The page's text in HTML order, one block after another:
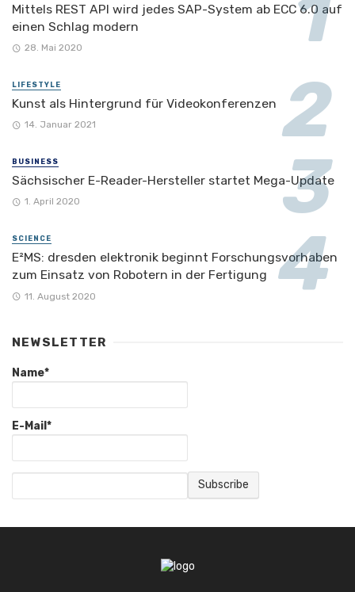
Mittels REST API wird jedes SAP-System ab ECC 6.0 auf
einen Schlag modern
28. Mai 2020
LIFESTYLE
Kunst als Hintergrund für Videokonferenzen
14. Januar 2021
BUSINESS
Sächsischer E-Reader-Hersteller startet Mega-Update
1. April 2020
SCIENCE
E²MS: dresden elektronik beginnt Forschungsvorhaben
zum Einsatz von Robotern in der Fertigung
11. August 2020
NEWSLETTER
Name*
E-Mail*